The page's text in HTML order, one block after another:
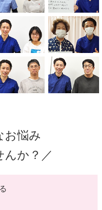
お悩み
んか？／